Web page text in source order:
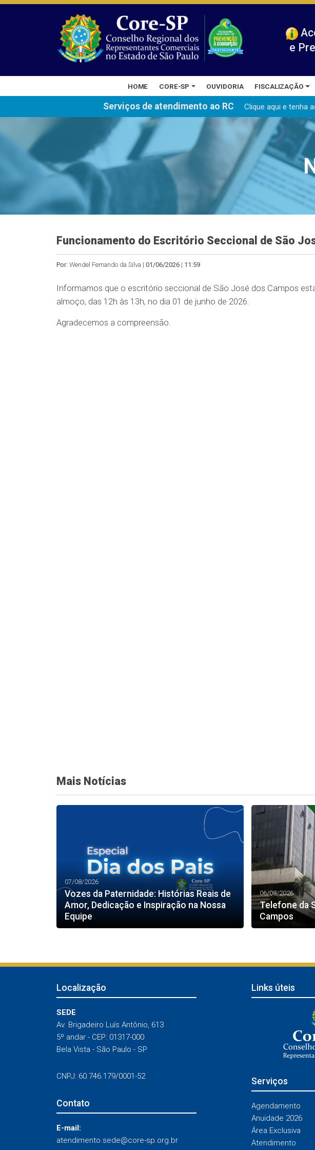
e
HOME CORE-SP OUVIDORIA FISCALIZAÇÃO
Serviços de atendimento ao RC Clique aqui e tenha
Funcionamento do Escritório Seccional de São
Por: Wendel Fernando da Silva | 01/06/2026| 11:59
Informamos que o escritório seccional de São José dos Campos
almoço, das 12h às 13h, no dia 01 de junho de 2026.
Agradecemos a compreensão.
Mais Notícias
07/08/2026
Vozes da Paternidade: Histórias Reais de
Amor, Dedicação e Inspiração na Nossa
Equipe
06/08/2026
Telefone da
Campos
Localização
SEDE
Av. Brigadeiro Luís Antônio, 613
5º andar - CEP: 01317-000
Bela Vista - São Paulo - SP
CNPJ: 60.746.179/0001-52
Contato
E-mail:
atendimento.sede@core-sp.org.br
Links úteis
Serviços
Agendamento
Anuidade 2026
Área Exclusiva
Atendimento